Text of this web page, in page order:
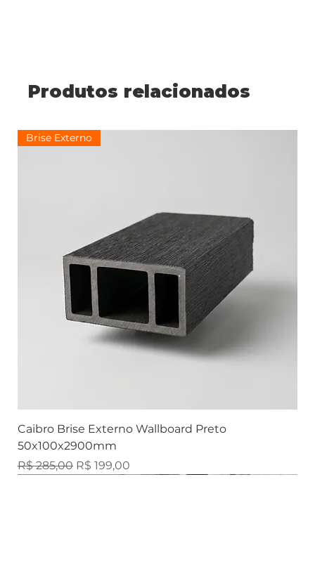
Produtos relacionados
Brise Externo
Caibro Brise Externo Wallboard Preto
50x100x2900mm
Preço normal
R$ 285,00 Preço promocional
R$ 199,00